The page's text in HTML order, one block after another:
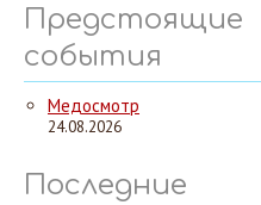
Предстоящие
события
Медосмотр
24.08.2026
Последние